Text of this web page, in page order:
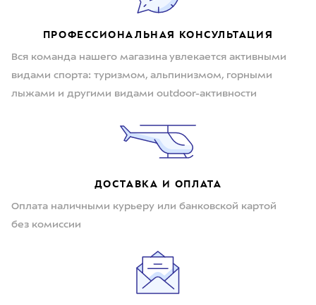
ПРОФЕССИОНАЛЬНАЯ КОНСУЛЬТАЦИЯ
Вся команда нашего магазина увлекается активными
видами спорта: туризмом, альпинизмом, горными
лыжами и другими видами outdoor-активности
ДОСТАВКА И ОПЛАТА
Оплата наличными курьеру или банковской картой
без комиссии